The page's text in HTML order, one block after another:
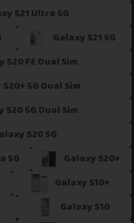
offre correspondant aux
nous contacter.
S21 Ultra 5G
Galaxy S21 5G
S20 FE Dual Sim
5G Dual Sim
S20 5G Dual Sim
S20 5G
5G
Galaxy S20+
Galaxy S10+
Galaxy S10